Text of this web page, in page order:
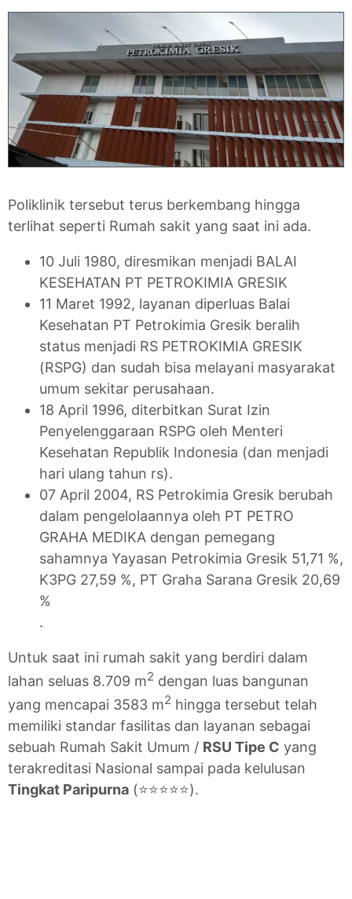
Poliklinik tersebut terus berkembang hingga
terlihat seperti Rumah sakit yang saat ini ada.
10 Juli 1980, diresmikan menjadi BALAI
KESEHATAN PT PETROKIMIA GRESIK
11 Maret 1992, layanan diperluas Balai
Kesehatan PT Petrokimia Gresik beralih
status menjadi RS PETROKIMIA GRESIK
(RSPG) dan sudah bisa melayani masyarakat
umum sekitar perusahaan.
18 April 1996, diterbitkan Surat Izin
Penyelenggaraan RSPG oleh Menteri
Kesehatan Republik Indonesia (dan menjadi
hari ulang tahun rs).
07 April 2004, RS Petrokimia Gresik berubah
dalam pengelolaannya oleh PT PETRO
GRAHA MEDIKA dengan pemegang
sahamnya Yayasan Petrokimia Gresik 51,71 %,
K3PG 27,59 %, PT Graha Sarana Gresik 20,69
%
.
Untuk saat ini rumah sakit yang berdiri dalam
lahan seluas 8.709 m2 dengan luas bangunan
yang mencapai 3583 m2 hingga tersebut telah
memiliki standar fasilitas dan layanan sebagai
sebuah Rumah Sakit Umum / RSU Tipe C yang
terakreditasi Nasional sampai pada kelulusan
Tingkat Paripurna (⭐⭐⭐⭐⭐).